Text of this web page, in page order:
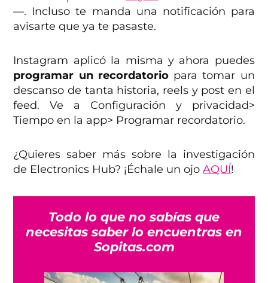
—. Incluso te manda una notificación para
avisarte que ya te pasaste.
Instagram aplicó la misma y ahora puedes
programar un recordatoriopara tomar un
descanso de tanta historia, reels y post en el
feed. Ve a Configuración y privacidad>
Tiempo en la app> Programar recordatorio.
¿Quieres saber más sobre la investigación
de Electronics Hub? ¡Échale un ojoAQUÍ!
Todo lo que no sabías que
necesitas saber lo encuentras en
Sopitas.com